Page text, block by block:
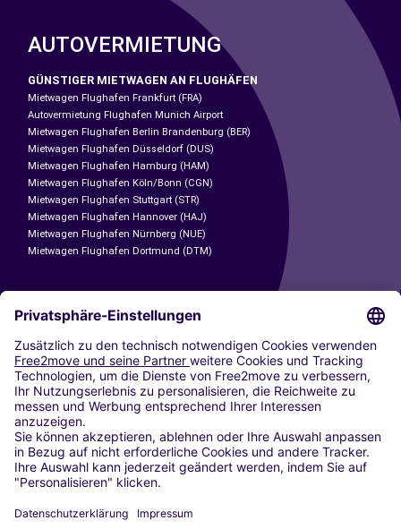
AUTOVERMIETUNG
GÜNSTIGER MIETWAGEN AN FLUGHÄFEN
Mietwagen Flughafen Frankfurt (FRA)
Autovermietung Flughafen Munich Airport
Mietwagen Flughafen Berlin Brandenburg (BER)
Mietwagen Flughafen Düsseldorf (DUS)
Mietwagen Flughafen Hamburg (HAM)
Mietwagen Flughafen Köln/Bonn (CGN)
Mietwagen Flughafen Stuttgart (STR)
Mietwagen Flughafen Hannover (HAJ)
Mietwagen Flughafen Nürnberg (NUE)
Mietwagen Flughafen Dortmund (DTM)
CARSHARING
UNSERE STÄDTE
Paris
Madrid
Washington DC
Mailand
Rom
Turin
Wien
Berlin
Düsseldorf